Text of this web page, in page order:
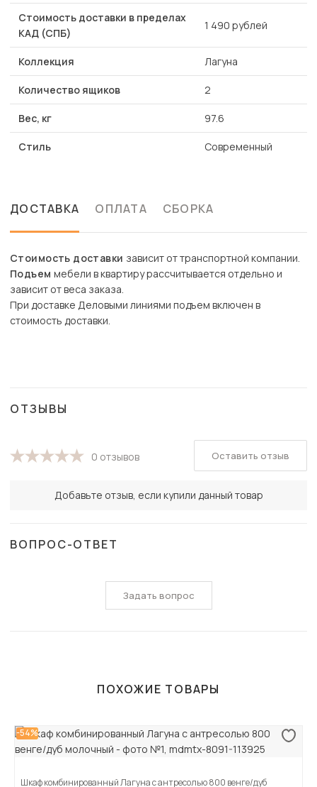
Стоимость доставки в пределах
КАД (СПБ)
1 490 рублей
Коллекция Лагуна
Количество ящиков 2
Вес, кг 97.6
Стиль Современный
ДОСТАВКА ОПЛАТА СБОРКА
Стоимость доставки зависит от транспортной компании.
Подъем мебели в квартиру рассчитывается отдельно и
зависит от веса заказа.
При доставке Деловыми линиями подъем включен в
стоимость доставки.
ОТЗЫВЫ
0 отзывов
Добавьте отзыв, если купили данный товар
Оставить отзыв
ВОПРОС-ОТВЕТ
Задать вопрос
ПОХОЖИЕ ТОВАРЫ
-54%
Шкаф комбинированный Лагуна с антресолью 800 венге/дуб